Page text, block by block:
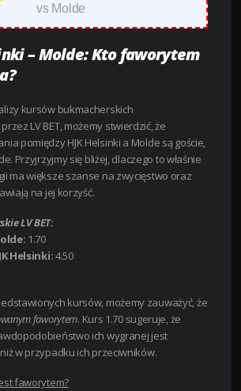
vs Molde
– Molde: Kto faworytem
kursów bukmacherskich
LV BET, możemy stwierdzić, że
pomiędzy HJK Helsinki a Molde są goście,
Przyjrzyjmy się bliżej, dlaczego to właśnie
ma większe szanse na zwycięstwo oraz
na jej korzyść.
LV BET:
1.70
Helsinki:4.50
kursów, możemy zauważyć, że
faworytem. Kurs 1.70 sugeruje, że
ich wygranej jest
w przypadku ich przeciwników.
faworytem?